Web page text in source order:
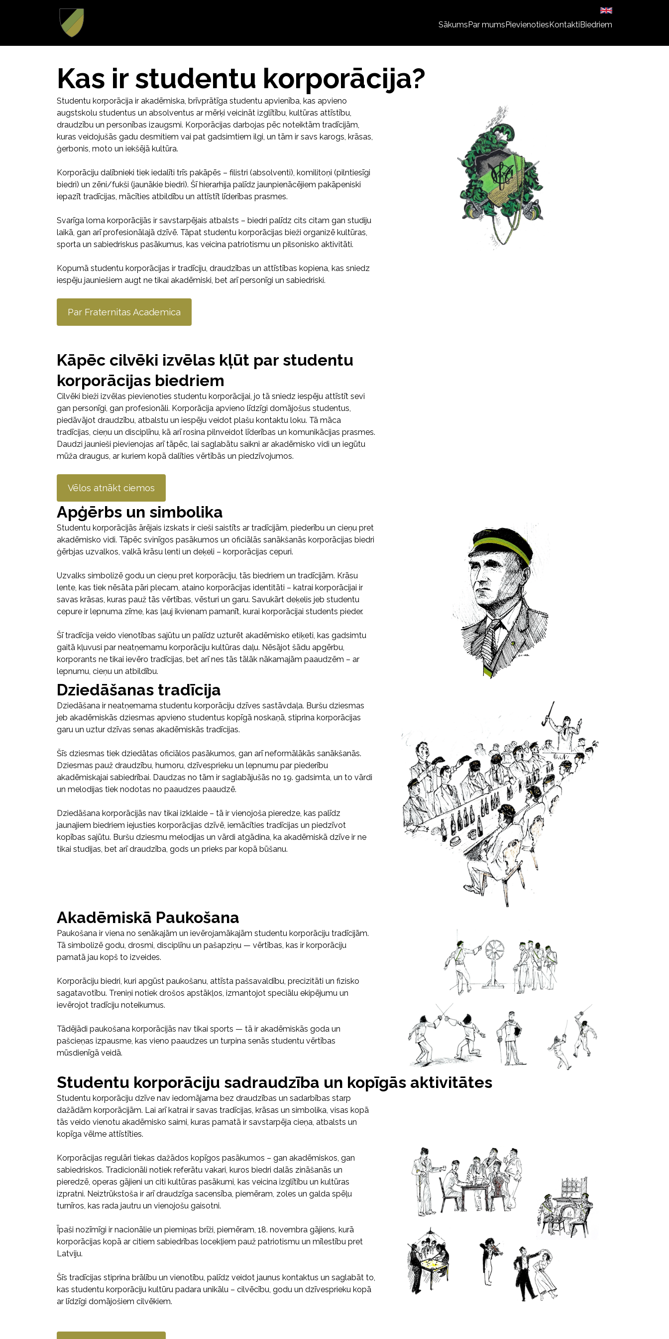
SākumsPar mumsPievienotiesKontaktiBiedriem
Kas ir studentu korporācija?
Studentu korporācija ir akadēmiska, brīvprātīga studentu apvienība, kas apvieno
augstskolu studentus un absolventus ar mērķi veicināt izglītību, kultūras attīstību,
draudzību un personības izaugsmi. Korporācijas darbojas pēc noteiktām tradīcijām,
kuras veidojušās gadu desmitiem vai pat gadsimtiem ilgi, un tām ir savs karogs, krāsas,
ģerbonis, moto un iekšējā kultūra.
Korporāciju dalībnieki tiek iedalīti trīs pakāpēs – filistri (absolventi), komilitoņi (pilntiesīgi
biedri) un zēni/fukši (jaunākie biedri). Šī hierarhija palīdz jaunpienācējiem pakāpeniski
iepazīt tradīcijas, mācīties atbildību un attīstīt līderības prasmes.
Svarīga loma korporācijās ir savstarpējais atbalsts – biedri palīdz cits citam gan studiju
laikā, gan arī profesionālajā dzīvē. Tāpat studentu korporācijas bieži organizē kultūras,
sporta un sabiedriskus pasākumus, kas veicina patriotismu un pilsonisko aktivitāti.
Kopumā studentu korporācijas ir tradīciju, draudzības un attīstības kopiena, kas sniedz
iespēju jauniešiem augt ne tikai akadēmiski, bet arī personīgi un sabiedriski.
Par Fraternitas Academica
Kāpēc cilvēki izvēlas kļūt par studentu
korporācijas biedriem
Cilvēki bieži izvēlas pievienoties studentu korporācijai, jo tā sniedz iespēju attīstīt sevi
gan personīgi, gan profesionāli. Korporācija apvieno līdzīgi domājošus studentus,
piedāvājot draudzību, atbalstu un iespēju veidot plašu kontaktu loku. Tā māca
tradīcijas, cieņu un disciplīnu, kā arī rosina pilnveidot līderības un komunikācijas prasmes.
Daudzi jaunieši pievienojas arī tāpēc, lai saglabātu saikni ar akadēmisko vidi un iegūtu
mūža draugus, ar kuriem kopā dalīties vērtībās un piedzīvojumos.
Vēlos atnākt ciemos
Apģērbs un simbolika
Studentu korporācijās ārējais izskats ir cieši saistīts ar tradīcijām, piederību un cieņu pret
akadēmisko vidi. Tāpēc svinīgos pasākumos un oficiālās sanākšanās korporācijas biedri
ģērbjas uzvalkos, valkā krāsu lenti un deķeli – korporācijas cepuri.
Uzvalks simbolizē godu un cieņu pret korporāciju, tās biedriem un tradīcijām. Krāsu
lente, kas tiek nēsāta pāri plecam, ataino korporācijas identitāti – katrai korporācijai ir
savas krāsas, kuras pauž tās vērtības, vēsturi un garu. Savukārt deķelis jeb studentu
cepure ir lepnuma zīme, kas ļauj ikvienam pamanīt, kurai korporācijai students pieder.
Šī tradīcija veido vienotības sajūtu un palīdz uzturēt akadēmisko etiķeti, kas gadsimtu
gaitā kļuvusi par neatņemamu korporāciju kultūras daļu. Nēsājot šādu apgērbu,
korporants ne tikai ievēro tradīcijas, bet arī nes tās tālāk nākamajām paaudzēm – ar
lepnumu, cieņu un atbildību.
Dziedāšanas tradīcija
Dziedāšana ir neatņemama studentu korporāciju dzīves sastāvdaļa. Buršu dziesmas
jeb akadēmiskās dziesmas apvieno studentus kopīgā noskaņā, stiprina korporācijas
garu un uztur dzīvas senas akadēmiskās tradīcijas.
Šīs dziesmas tiek dziedātas oficiālos pasākumos, gan arī neformālākās sanākšanās.
Dziesmas pauž draudzību, humoru, dzīvesprieku un lepnumu par piederību
akadēmiskajai sabiedrībai. Daudzas no tām ir saglabājušās no 19. gadsimta, un to vārdi
un melodijas tiek nodotas no paaudzes paaudzē.
Dziedāšana korporācijās nav tikai izklaide – tā ir vienojoša pieredze, kas palīdz
jaunajiem biedriem iejusties korporācijas dzīvē, iemācīties tradīcijas un piedzīvot
kopības sajūtu. Buršu dziesmu melodijas un vārdi atgādina, ka akadēmiskā dzīve ir ne
tikai studijas, bet arī draudzība, gods un prieks par kopā būšanu.
Akadēmiskā Paukošana
Paukošana ir viena no senākajām un ievērojamākajām studentu korporāciju tradīcijām.
Tā simbolizē godu, drosmi, disciplīnu un pašapziņu — vērtības, kas ir korporāciju
pamatā jau kopš to izveides.
Korporāciju biedri, kuri apgūst paukošanu, attīsta pašsavaldību, precizitāti un fizisko
sagatavotību. Treniņi notiek drošos apstākļos, izmantojot speciālu ekipējumu un
ievērojot tradīciju noteikumus.
Tādējādi paukošana korporācijās nav tikai sports — tā ir akadēmiskās goda un
pašcieņas izpausme, kas vieno paaudzes un turpina senās studentu vērtības
mūsdienīgā veidā.
Studentu korporāciju sadraudzība un kopīgās aktivitātes
Studentu korporāciju dzīve nav iedomājama bez draudzības un sadarbības starp
dažādām korporācijām. Lai arī katrai ir savas tradīcijas, krāsas un simbolika, visas kopā
tās veido vienotu akadēmisko saimi, kuras pamatā ir savstarpēja cieņa, atbalsts un
kopīga vēlme attīstīties.
Korporācijas regulāri tiekas dažādos kopīgos pasākumos – gan akadēmiskos, gan
sabiedriskos. Tradicionāli notiek referātu vakari, kuros biedri dalās zināšanās un
pieredzē, operas gājieni un citi kultūras pasākumi, kas veicina izglītību un kultūras
izpratni. Neiztrūkstoša ir arī draudzīga sacensība, piemēram, zoles un galda spēļu
turnīros, kas rada jautru un vienojošu gaisotni.
Īpaši nozīmīgi ir nacionālie un piemiņas brīži, piemēram, 18. novembra gājiens, kurā
korporācijas kopā ar citiem sabiedrības locekļiem pauž patriotismu un mīlestību pret
Latviju.
Šīs tradīcijas stiprina brālību un vienotību, palīdz veidot jaunus kontaktus un saglabāt to,
kas studentu korporāciju kultūru padara unikālu – cilvēcību, godu un dzīvesprieku kopā
ar līdzīgi domājošiem cilvēkiem.